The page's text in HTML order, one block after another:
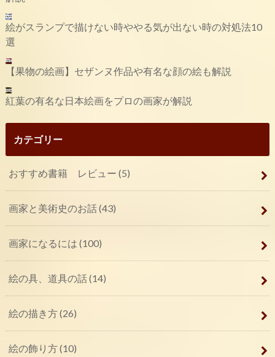
絵がスランプで描けない時ややる気が出ない時の対処法10
選
【果物の絵画】セザンヌ作品や有名な顔の絵も解説
紅葉の有名な日本絵画をプロの画家が解説
カテゴリー
おすすめ書籍 レビュー (5)
画家と美術史のお話(43)
画家になるには (100)
絵の具、道具の話(14)
絵の描き方(26)
絵の飾り方(10)